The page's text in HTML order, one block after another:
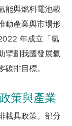
能與燃料電池載
動產業與市場形
年成立「氫
擘劃我國發展氫
排目標。
策與產業
載具政策。部分